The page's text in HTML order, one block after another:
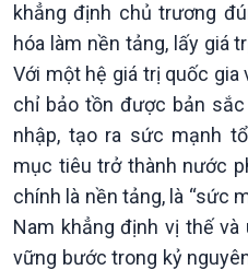
khẳng định chủ trương
hóa làm nền tảng, lấy giá
Với một hệ giá trị quốc gia
chỉ bảo tồn được bản
nhập, tạo ra sức mạnh
mục tiêu trở thành nước
chính là nền tảng, là “sức
Nam khẳng định vị thế
vững bước trong kỷ